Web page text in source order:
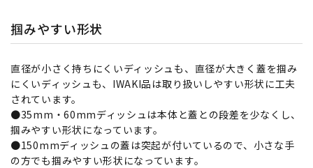
掴みやすい形状
直径が小さく持ちにくいディッシュも、直径が大きく蓋を掴み
にくいディッシュも、IWAKI品は取り扱いしやすい形状に工夫
されています。
●35mm・60mmディッシュは本体と蓋との段差を少なくし、
掴みやすい形状になっています。
●150mmディッシュの蓋は突起が付いているので、小さな手
の方でも掴みやすい形状になっています。